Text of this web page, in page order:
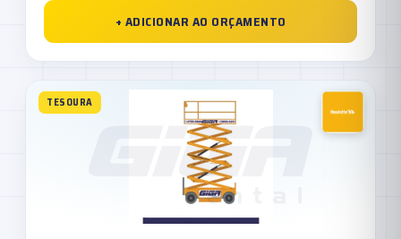
+ ADICIONAR AO ORÇAMENTO
TESOURA